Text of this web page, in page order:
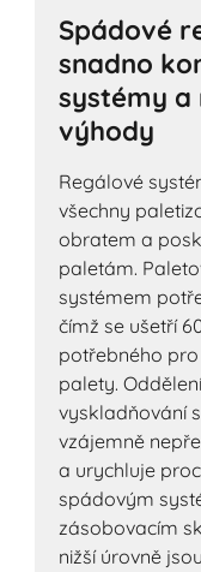
Spádové
snadno
systémy a
výhody
Regálové
všechny
obratem a
paletám.
systémem
čímž se ušetří
potřebného
palety.
vyskladňování
vzájemně
a urychluje
spádovým
zásobovacím
nižší úrovně